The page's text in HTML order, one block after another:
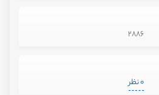
2886
0 نظر